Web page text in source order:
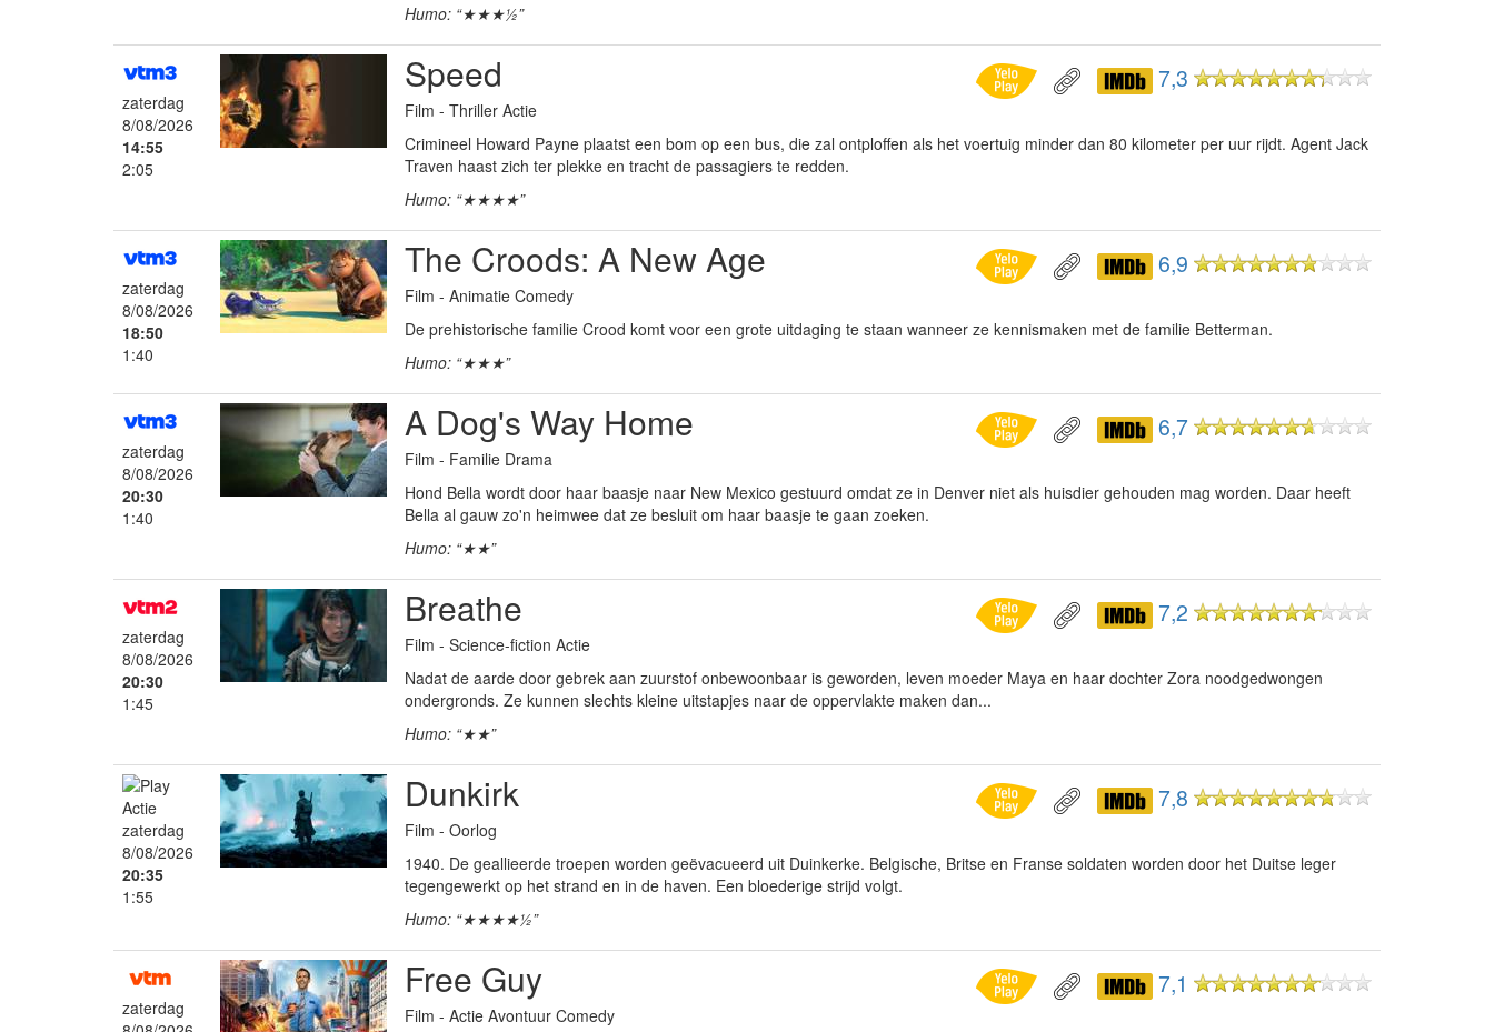
Humo: “★★★½”
zaterdag
8/08/2026
14:55
2:05
Speed 7,3
Film - Thriller Actie
Crimineel Howard Payne plaatst een bom op een bus, die zal ontploffen als het voertuig minder dan 80 kilometer per uur rijdt. Agent Jack
Traven haast zich ter plekke en tracht de passagiers te redden.
Humo: “★★★★”
zaterdag
8/08/2026
18:50
1:40
The Croods: A New Age 6,9
Film - Animatie Comedy
De prehistorische familie Crood komt voor een grote uitdaging te staan wanneer ze kennismaken met de familie Betterman.
Humo: “★★★”
zaterdag
8/08/2026
20:30
1:40
A Dog's Way Home 6,7
Film - Familie Drama
Hond Bella wordt door haar baasje naar New Mexico gestuurd omdat ze in Denver niet als huisdier gehouden mag worden. Daar heeft
Bella al gauw zo'n heimwee dat ze besluit om haar baasje te gaan zoeken.
Humo: “★★”
zaterdag
8/08/2026
20:30
1:45
Breathe 7,2
Film - Science-fiction Actie
Nadat de aarde door gebrek aan zuurstof onbewoonbaar is geworden, leven moeder Maya en haar dochter Zora noodgedwongen
ondergronds. Ze kunnen slechts kleine uitstapjes naar de oppervlakte maken dan...
Humo: “★★”
zaterdag
8/08/2026
20:35
1:55
Dunkirk 7,8
Film - Oorlog
1940. De geallieerde troepen worden geëvacueerd uit Duinkerke. Belgische, Britse en Franse soldaten worden door het Duitse leger
tegengewerkt op het strand en in de haven. Een bloederige strijd volgt.
Humo: “★★★★½”
zaterdag
Free Guy 7,1
Film - Actie Avontuur Comedy